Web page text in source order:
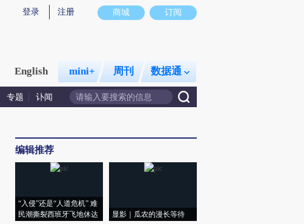
商城 订阅
登录 注册
English mini+ 周刊 数据通
专题 讣闻
编辑推荐
“入侵”还是“人道危机” 难
民潮撕裂西班牙飞地休达
显影｜瓜农的漫长等待